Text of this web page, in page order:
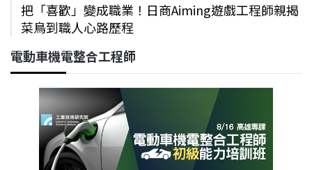
把「喜歡」變成職業！日商Aiming遊戲工程師親揭
菜鳥到職人心路歷程
電動車機電整合工程師